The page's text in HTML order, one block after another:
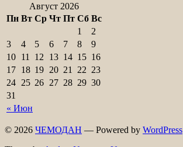
Август 2026
Пн Вт Ср Чт Пт Сб Вс
« Июн
1
2
3
4 5 6 7 8
9
10 11 12 13 14 15 16
17 18 19 20 21 22 23
24 25 26 27 28 29 30
31
© 2026 ЧЕМОДАН — Powered by WordPress